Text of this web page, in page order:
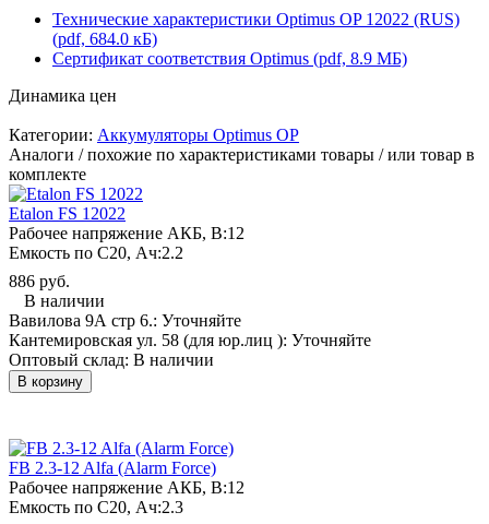
Технические характеристики Optimus OP 12022 (RUS)
(pdf, 684.0 кБ)
Сертификат соответствия Optimus (pdf, 8.9 МБ)
Динамика цен
Категории: Аккумуляторы Optimus OP
Аналоги / похожие по характеристиками товары / или товар в
комплекте
Etalon FS 12022
Рабочее напряжение АКБ, B:12
Емкость по С20, Ач:2.2
886 руб.
В наличии
Вавилова 9А стр 6.: Уточняйте
Кантемировская ул. 58 (для юр.лиц ): Уточняйте
Оптовый склад: В наличии
В корзину
FB 2.3-12 Alfa (Alarm Force)
Рабочее напряжение АКБ, B:12
Емкость по С20, Ач:2.3